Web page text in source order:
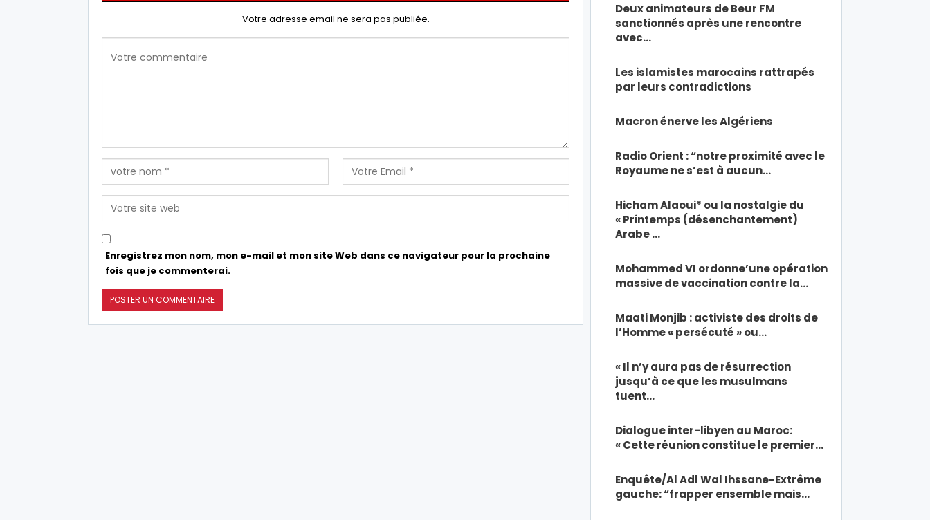
Votre adresse email ne sera pas publiée.
Enregistrez mon nom, mon e-mail et mon site Web dans ce navigateur pour la prochaine
fois que je commenterai.
Deux animateurs de Beur FM
sanctionnés après une rencontre
avec…
Les islamistes marocains rattrapés
par leurs contradictions
Macron énerve les Algériens
Radio Orient : “notre proximité avec le
Royaume ne s’est à aucun…
Hicham Alaoui* ou la nostalgie du
« Printemps (désenchantement)
Arabe …
Mohammed VI ordonne’une opération
massive de vaccination contre la…
Maati Monjib : activiste des droits de
l’Homme « persécuté » ou…
« Il n’y aura pas de résurrection
jusqu’à ce que les musulmans
tuent…
Dialogue inter-libyen au Maroc:
« Cette réunion constitue le premier…
Enquête/Al Adl Wal Ihssane-Extrême
gauche: “frapper ensemble mais…